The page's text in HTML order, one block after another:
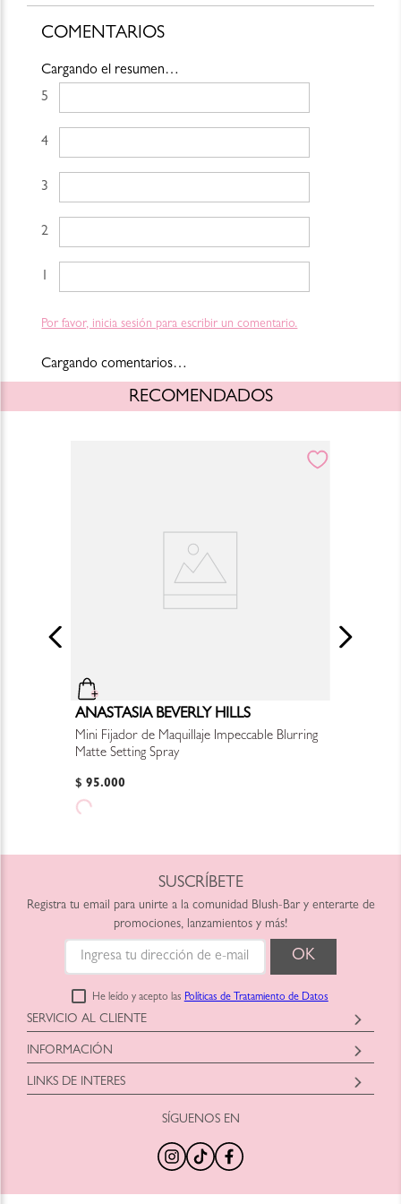
Cambios y devoluciones: https://www.blush-bar.com/la-
marca/terminos-condiciones
COMENTARIOS
Cargando el resumen…
5 estrellas
4 estrellas
3 estrellas
2 estrellas
1 estrella
Por favor, inicia sesión para escribir un comentario.
Cargando comentarios…
RECOMENDADOS
ANASTASIA BEVERLY HILLS
Mini Fijador de Maquillaje Impeccable Blurring
Matte Setting Spray
$ 95.000
SUSCRÍBETE
Registra tu email para unirte a la comunidad Blush-Bar y enterarte de
promociones, lanzamientos y más!
He leído y acepto las Políticas de Tratamiento de Datos
SERVICIO AL CLIENTE
Horario: Lunes a Viernes
9:00am a 6:00pm
shop@blush-bar.com
INFORMACIÓN
Blush-Bar SAS
Correo:shop@blush-bar.com
LINKS DE INTERES
Marcas Cruelty Free
Retira en Tienda
Productos Nuevos
SÍGUENOS EN